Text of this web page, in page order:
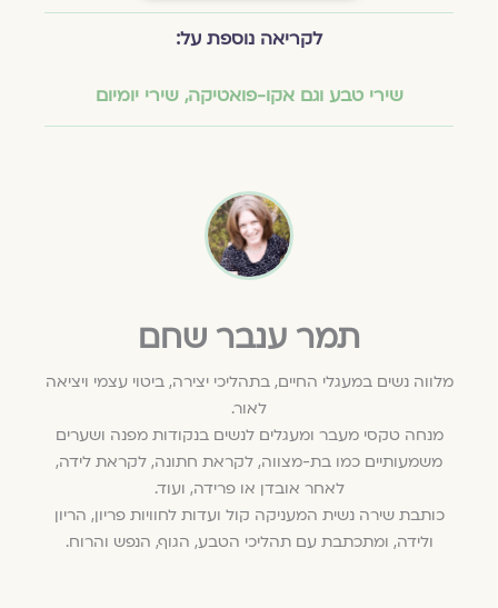
לקריאה נוספת על:
שירי טבע וגם אקו-פואטיקה,שירי יומיום
תמר ענבר שחם
מלווה נשים במעגלי החיים, בתהליכי יצירה, ביטוי עצמי ויציאה
לאור.
מנחה טקסי מעבר ומעגלים לנשים בנקודות מפנה ושערים
משמעותיים כמו בת-מצווה, לקראת חתונה, לקראת לידה,
לאחר אובדן או פרידה, ועוד.
כותבת שירה נשית המעניקה קול ועדות לחוויות פריון, הריון
ולידה, ומתכתבת עם תהליכי הטבע, הגוף, הנפש והרוח.